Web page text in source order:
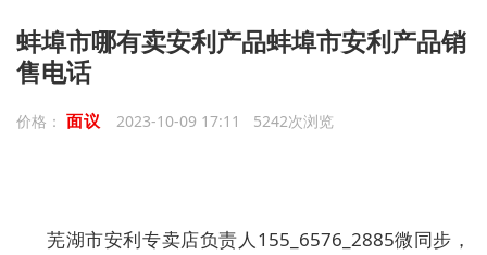
蚌埠市哪有卖安利产品蚌埠市安利产品销
售电话
价格： 面议 2023-10-09 17:11 5242次浏览
芜湖市安利专卖店负责人155_6576_2885微同步，